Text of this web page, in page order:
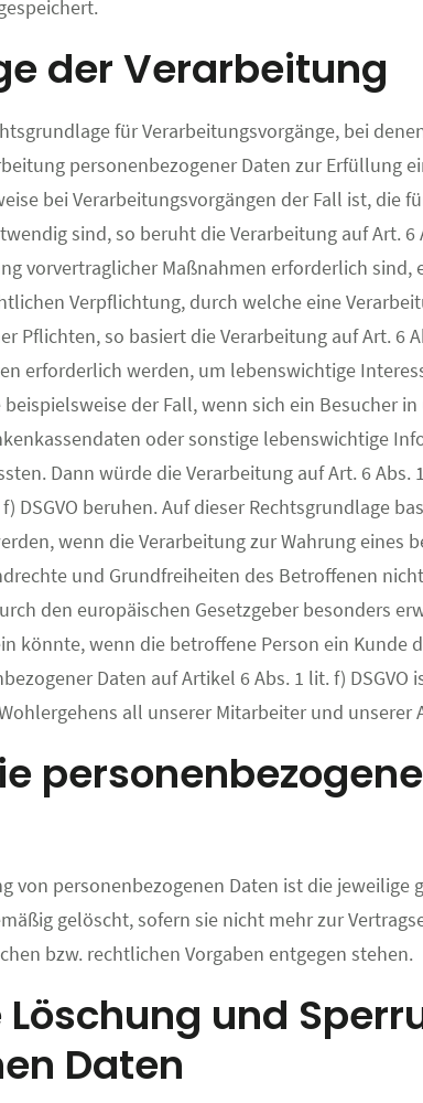
der Verarbeitung
für Verarbeitungsvorgänge, bei
personenbezogener Daten zur Erfüllung
bei Verarbeitungsvorgängen der Fall ist, die
sind, so beruht die Verarbeitung auf Art. 6
vorvertraglicher Maßnahmen erforderlich
Verpflichtung, durch welche eine
Pflichten, so basiert die Verarbeitung auf Art. 6
erforderlich werden, um lebenswichtige
der Fall, wenn sich ein Besucher
oder sonstige lebenswichtige
Dann würde die Verarbeitung auf Art. 6 Abs.
DSGVO beruhen. Auf dieser Rechtsgrundlage
wenn die Verarbeitung zur Wahrung eines
und Grundfreiheiten des Betroffenen
den europäischen Gesetzgeber besonders
könnte, wenn die betroffene Person ein Kunde
Daten auf Artikel 6 Abs. 1 lit. f)
all unserer Mitarbeiter und unserer
von personenbezogenen Daten ist die
gelöscht, sofern sie nicht mehr zur
bzw. rechtlichen Vorgaben entgegen stehen.
und
Daten